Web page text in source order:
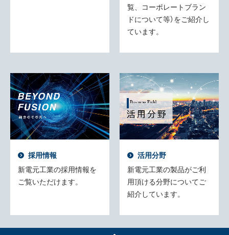
覧、コーポレートブラン
ドについて等）をご紹介し
ています。
採用情報
新電元工業の採用情報を
ご覧いただけます。
活用分野
新電元工業の製品がご利
用頂ける分野についてご
紹介しています。